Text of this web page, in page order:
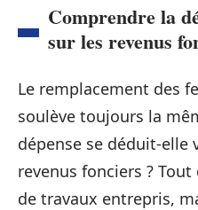
Comprendre la
sur les revenus
Le remplacement des
soulève toujours la
dépense se déduit-elle
revenus fonciers ?
de travaux entrepris,